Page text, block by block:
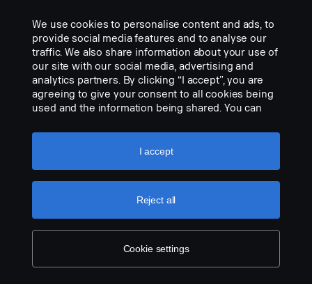
Add to list
Musta kangas, taitettava istuin
Part Description:
vaaleanharmaat kontrastisaumat ja brodeerattu Scania-logo.
We use cookies to personalise content and ads, to
provide social media features and to analyse our
traffic. We also share information about your use of
our site with our social media, advertising and
analytics partners. By clicking “I accept”, you are
agreeing to give your consent to all cookies being
used and the information being shared. You can
settings” and selecting the categories you’d like to
accept. For a more detailed explanation of how we
Cookie settings
Reject all
I accept